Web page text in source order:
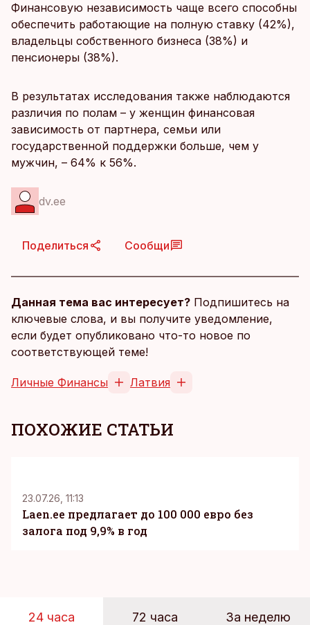
Финансовую независимость чаще всего способны
обеспечить работающие на полную ставку (42%),
владельцы собственного бизнеса (38%) и
пенсионеры (38%).
В результатах исследования также наблюдаются
различия по полам – у женщин финансовая
зависимость от партнера, семьи или
государственной поддержки больше, чем у
мужчин, – 64% к 56%.
dv.ee
Поделиться Сообщи
Данная тема вас интересует? Подпишитесь на
ключевые слова, и вы получите уведомление,
если будет опубликовано что-то новое по
соответствующей теме!
Личные Финансы Латвия
ПОХОЖИЕ СТАТЬИ
23.07.26, 11:13
Laen.ee предлагает до 100 000 евро без
залога под 9,9% в год
24 часа 72 часа За неделю